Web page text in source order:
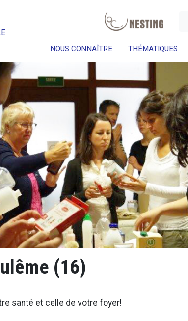
NOUS CONNAÎTRE THÉMATIQUES
(16)
santé et celle de votre foyer!